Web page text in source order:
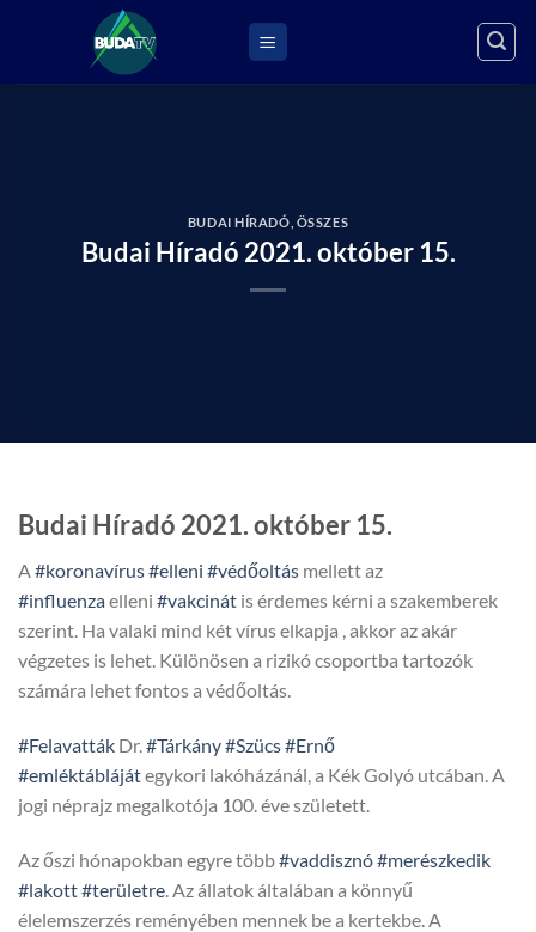
BUDAI HÍRADÓ ÖSSZES
Budai Híradó 2021. október 15.
Budai Híradó 2021. október 15.
A#koronavírus#elleni #védőoltás mellett az
#influenzaelleni #vakcinát is érdemes kérni a szakemberek
szerint. Ha valaki mind két vírus elkapja , akkor az akár
végzetes is lehet. Különösen a rizikó csoportba tartozók
számára lehet fontos a védőoltás.
#Felavatták Dr.#Tárkány#Szücs#Ernő
#emléktáblájátegykori lakóházánál, a Kék Golyó utcában. A
jogi néprajz megalkotója 100. éve született.
Az őszi hónapokban egyre több#vaddisznó#merészkedik
#lakott#területre . Az állatok általában a könnyű
élelemszerzés reményében mennek be a kertekbe. A